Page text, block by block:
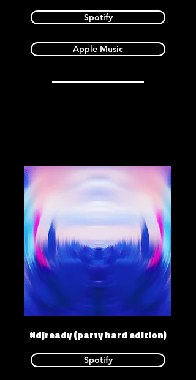
Spotify
Apple Music
#djready (party hard edition)
Spotify